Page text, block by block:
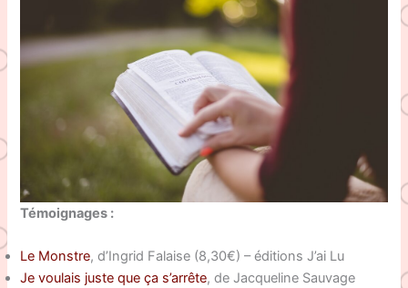
Témoignages :
Le Monstre, d’Ingrid Falaise (8,30€) – éditions J’ai Lu
Je voulais juste que ça s’arrête, de Jacqueline Sauvage